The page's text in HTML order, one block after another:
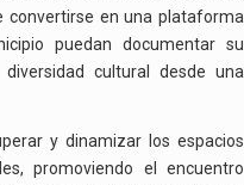
convertirse en una plataforma
puedan documentar su
cultural desde una
y dinamizar los espacios
promoviendo el encuentro